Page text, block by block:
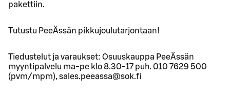
pakettiin.
Tutustu PeeÄssän pikkujoulutarjontaan!
Tiedustelut ja varaukset: Osuuskauppa PeeÄssän
myyntipalvelu ma-pe klo 8.30-17 puh. 010 7629 500
(pvm/mpm), sales.peeassa@sok.fi